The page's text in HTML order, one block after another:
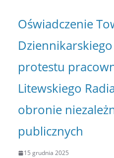
Oświadczenie
protestu
Litewskiego
obronie
publicznych
15 grudnia 2025